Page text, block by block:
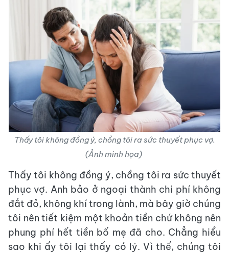
Thấy tôi không đồng ý, chồng tôi ra sức thuyết phục vợ.
(Ảnh minh họa)
Thấy tôi không đồng ý, chồng tôi ra sức thuyết
phục vợ. Anh bảo ở ngoại thành chi phí không
đắt đỏ, không khí trong lành, mà bây giờ chúng
tôi nên tiết kiệm một khoản tiền chứ không nên
phung phí hết tiền bố mẹ đã cho. Chẳng hiểu
sao khi ấy tôi lại thấy có lý. Vì thế, chúng tôi